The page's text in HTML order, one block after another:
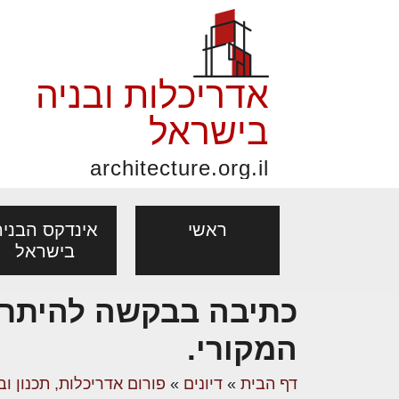
אדריכלות ובניה
בישראל
architecture.org.il
ראשי
אינדקס
בישראל
אדריכלים -
אדריכלות: פרוגרמות,
מחקר ועיון
בנייה
עיצוב
פורום אדריכלות, תכנון
ובניה
יעוץ מקצועי לבונים, למשפצים
כתיבה בבקשה
המקורי.
דף הבית » דיונים » פורום אדריכלות, תכנון